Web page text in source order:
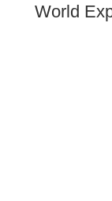
World